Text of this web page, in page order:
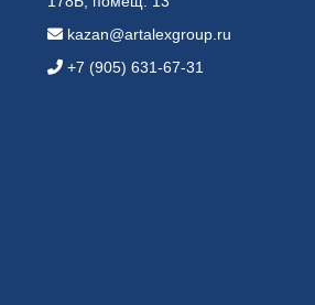
kazan@artalexgroup.ru
+7 (905) 631-67-31